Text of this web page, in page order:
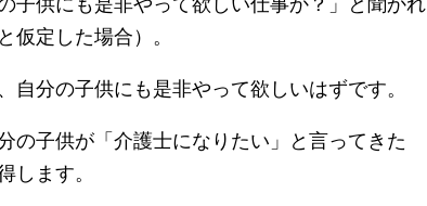
子供にも是非やって欲しい仕事か？」と聞かれ
仮定した場合）。
自分の子供にも是非やって欲しいはずです。
の子供が「介護士になりたい」と言ってきた
します。